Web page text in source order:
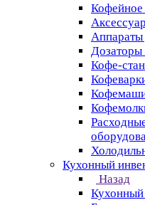
Кофейное
Аппараты
Дозаторы
Кофе-
Кухонный
Назад
Кухонный